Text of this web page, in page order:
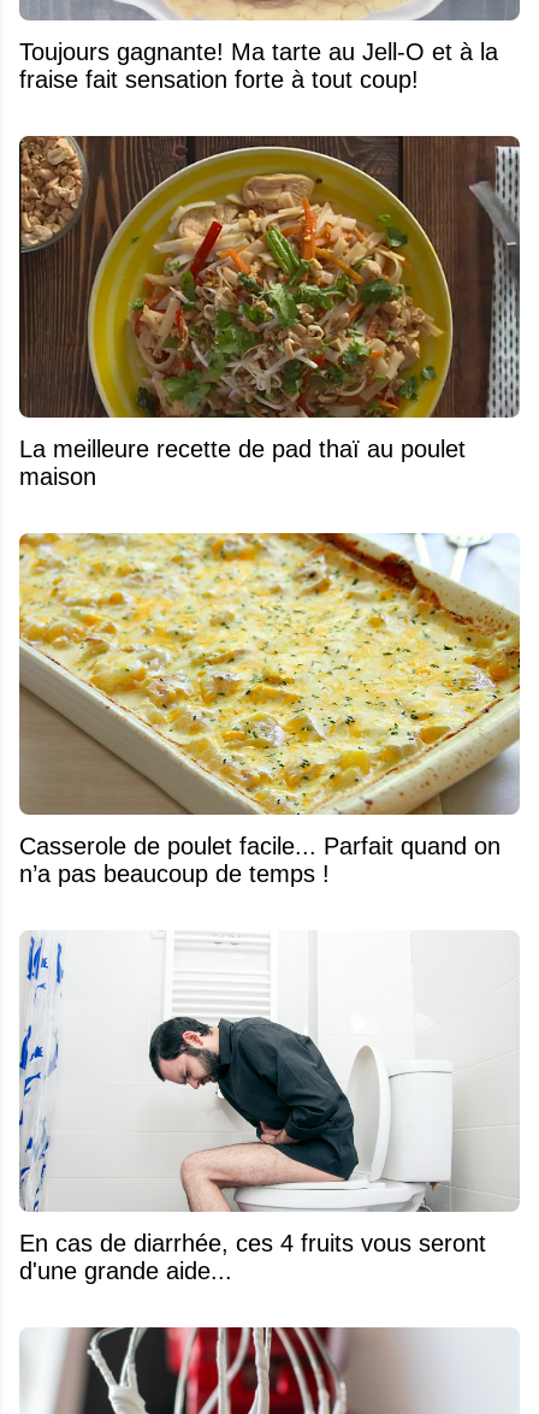
Toujours gagnante! Ma tarte au Jell-O et à la
fraise fait sensation forte à tout coup!
La meilleure recette de pad thaï au poulet
maison
Casserole de poulet facile... Parfait quand on
n’a pas beaucoup de temps !
En cas de diarrhée, ces 4 fruits vous seront
d'une grande aide...